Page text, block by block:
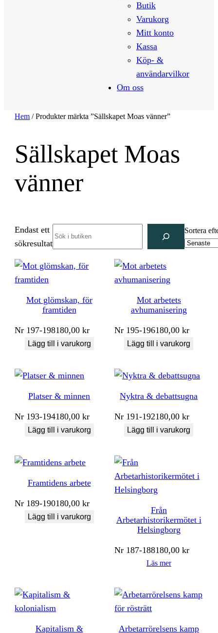
Butik
Varukorg
Mitt konto
Kassa
Köp- &
användarvilkor
Om oss
Hem / Produkter märkta ”Sällskapet Moas vänner”
Sällskapet Moas
vänner
Endast ett
sökresultat
Sortera
Mot glömskan, för
framtiden
Nr 197-198180,00kr
Lägg till i varukorg
Mot arbetets
avhumanisering
Nr 195-196180,00kr
Lägg till i varukorg
Platser & minnen
Nr 193-194180,00kr
Lägg till i varukorg
Nyktra & debattsugna
Nr 191-192180,00kr
Lägg till i varukorg
Framtidens arbete
Nr 189-190180,00kr
Lägg till i varukorg
Från
Arbetarhistorikermötet i
Helsingborg
Nr 187-188180,00kr
Läs mer
Kapitalism & Arbetarrörelsens kamp